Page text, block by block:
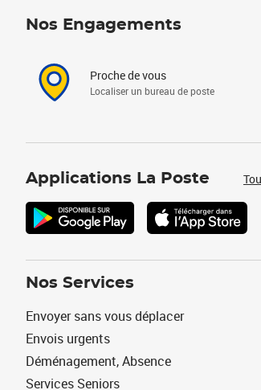
Nos Engagements
Proche de vous
Localiser un bureau de poste
Applications La Poste
Nos Services
Envoyer sans vous déplacer
Envois urgents
Déménagement, Absence
Services Seniors